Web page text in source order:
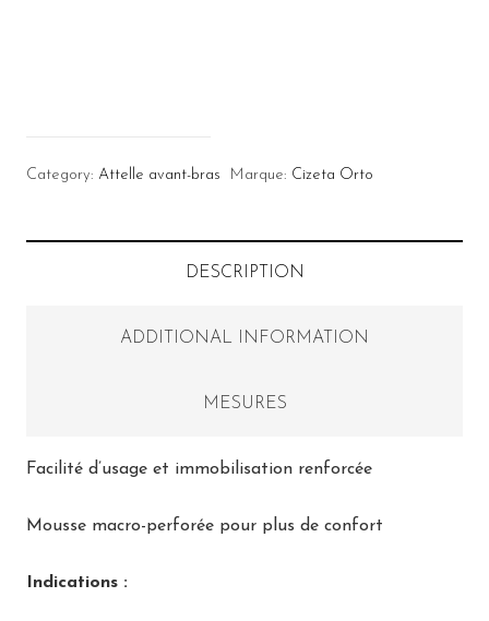
Category: Attelle avant-bras Marque: Cizeta Orto
DESCRIPTION
ADDITIONAL INFORMATION
MESURES
Facilité d’usage et immobilisation renforcée
Mousse macro-perforée pour plus de confort
Indications :